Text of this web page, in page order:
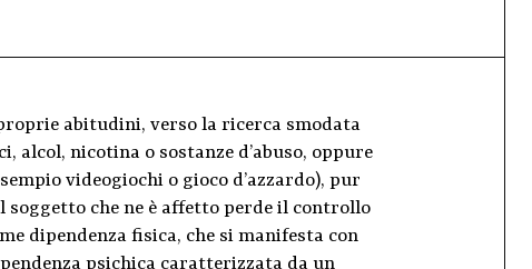
abitudini, verso la ricerca smodata
alcol, nicotina o sostanze d’abuso, oppure
videogiochi o gioco d’azzardo), pur
soggetto che ne è affetto perde il controllo
dipendenza fisica, che si manifesta con
psichica caratterizzata da un